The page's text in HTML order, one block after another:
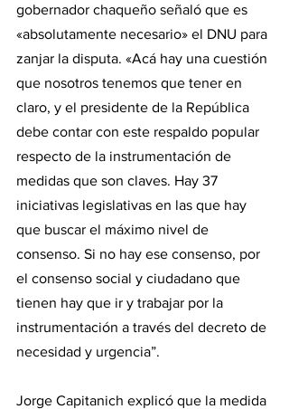
gobernador chaqueño señaló que es
«absolutamente necesario» el DNU para
zanjar la disputa. «Acá hay una cuestión
que nosotros tenemos que tener en
claro, y el presidente de la República
debe contar con este respaldo popular
respecto de la instrumentación de
medidas que son claves. Hay 37
iniciativas legislativas en las que hay
que buscar el máximo nivel de
consenso. Si no hay ese consenso, por
el consenso social y ciudadano que
tienen hay que ir y trabajar por la
instrumentación a través del decreto de
necesidad y urgencia”.
Jorge Capitanich explicó que la medida